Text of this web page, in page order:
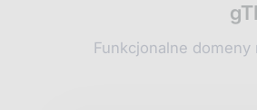
Funkcjonalne